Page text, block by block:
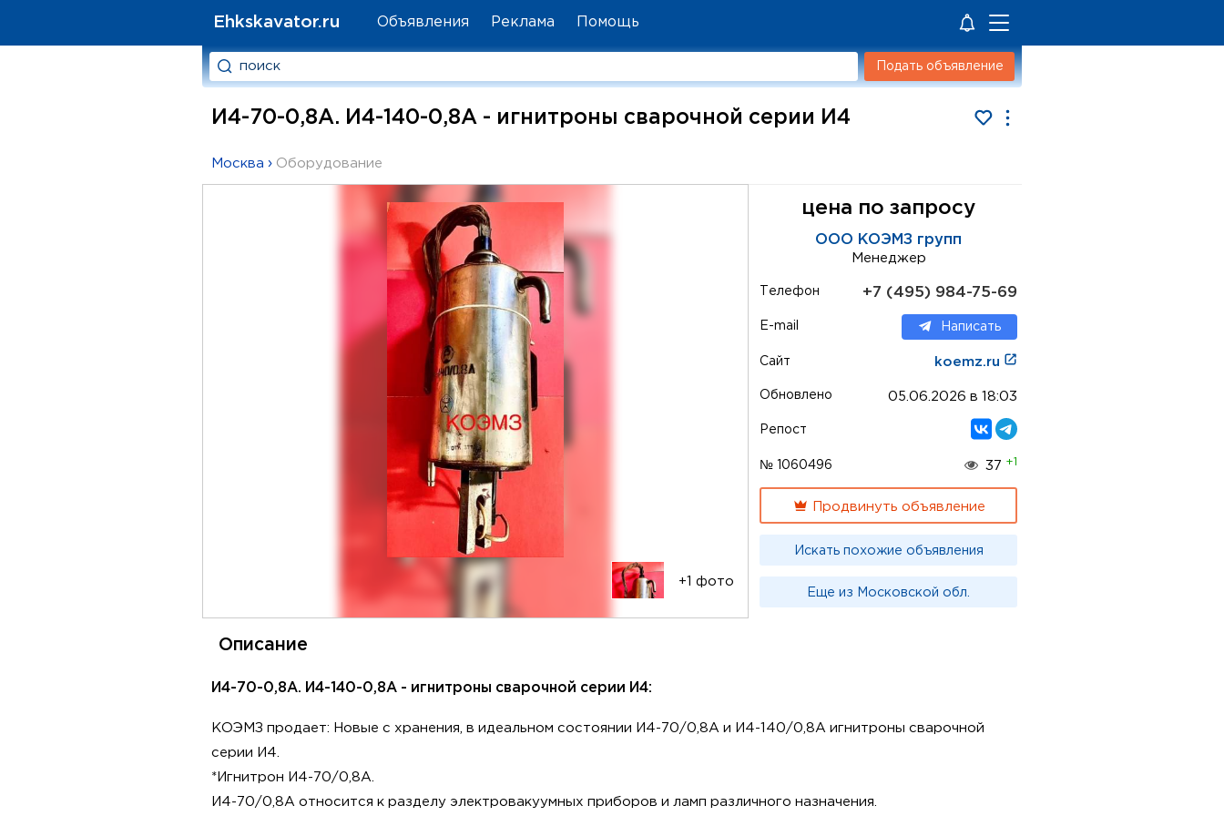
Ehkskavator.ru Объявления Реклама Помощь
Подать объявление
И4-70-0,8А. И4-140-0,8А - игнитроны сварочной серии И4
Москва › Оборудование
+1 фото
цена по запросу
ООО КОЭМЗ групп
Менеджер
Телефон +7 (495) 984-75-69
E-mail Написать
Сайт koemz.ru
Обновлено 05.06.2026 в 18:03
Репост
№ 1060496 37 +1
Продвинуть объявление
Искать похожие объявления
Еще из Московской обл.
Описание
И4-70-0,8А. И4-140-0,8А - игнитроны сварочной серии И4:
КОЭМЗ продает: Новые с хранения, в идеальном состоянии И4-70/0,8А и И4-140/0,8А игнитроны сварочной
серии И4.
*Игнитрон И4-70/0,8А.
И4-70/0,8А относится к разделу электровакуумных приборов и ламп различного назначения.